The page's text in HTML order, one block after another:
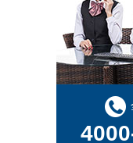
模块化机房